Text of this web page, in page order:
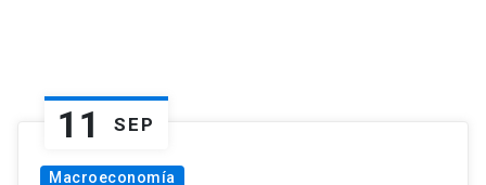
11 SEP
Macroeconomía